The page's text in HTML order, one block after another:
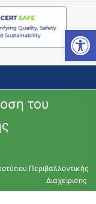
Open toolbar
του
Περιβαλλοντικής
Διαχείρισης